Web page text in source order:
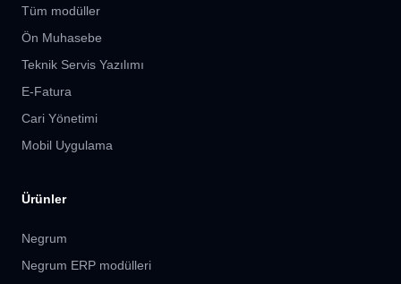
Tüm modüller
Ön Muhasebe
Teknik Servis Yazılımı
E-Fatura
Cari Yönetimi
Mobil Uygulama
Ürünler
Negrum
Negrum ERP modülleri